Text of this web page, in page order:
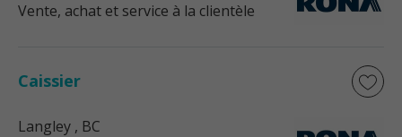
Vente, achat et service à la clientèle
Caissier
Langley , BC